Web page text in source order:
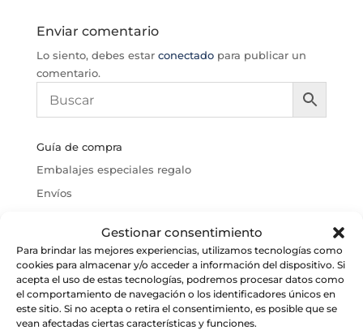
Gestionar consentimiento
Para brindar las mejores experiencias, utilizamos tecnologías como
cookies para almacenar y/o acceder a información del dispositivo. Si
acepta el uso de estas tecnologías, podremos procesar datos como
el comportamiento de navegación o los identificadores únicos en
este sitio. Si no acepta o retira el consentimiento, es posible que se
vean afectadas ciertas características y funciones.
Enviar comentario
Lo siento, debes estar conectadopara publicar un
comentario.
Guía de compra
Embalajes especiales regalo
Envíos
Política de cookies
Condiciones Generales de Venta
Aviso Legal